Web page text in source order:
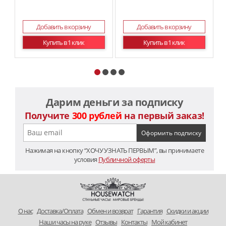
Добавить в корзину
Купить в 1 клик
Добавить в корзину
Купить в 1 клик
Дарим деньги за подписку
Получите 300 рублей на первый заказ!
Нажимая на кнопку “ХОЧУ УЗНАТЬ ПЕРВЫМ”, вы принимаете
условия Публичной оферты
O нас Доставка/Оплата Обмен и возврат Гарантия Скидки и акции
Наши часы на руке Отзывы Контакты Мой кабинет